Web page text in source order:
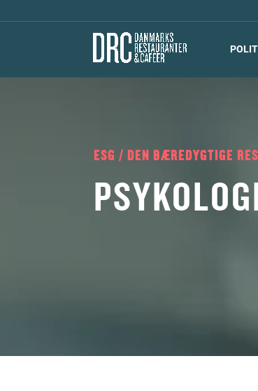
ESG / DEN BÆREDYGTIGE